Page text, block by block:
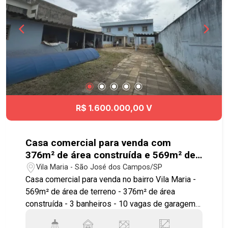
Exposições da Av.Bacabal. Ótima localização: há
poucas quadras do Anel Viário e Dutra. Há 2km
do Shopping Vale Sul e WalMart. Há poucas
quadras da Av.Bacabal e Av.Andrômeda, que têm
todos os tipos de comércio. Agende sua visita!!!
#imobiliária #sobradoemcondomínio
#sobradoparavenda #jardimamérica
R$ 1.600.000,00 V
Casa comercial para venda com
376m² de área construída e 569m² de
terreno - no bairro Vila Maria
Vila Maria - São José dos Campos/SP
Casa comercial para venda no bairro Vila Maria -
569m² de área de terreno - 376m² de área
construída - 3 banheiros - 10 vagas de garagem